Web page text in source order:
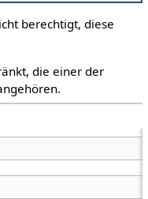
berechtigt, diese
die einer der